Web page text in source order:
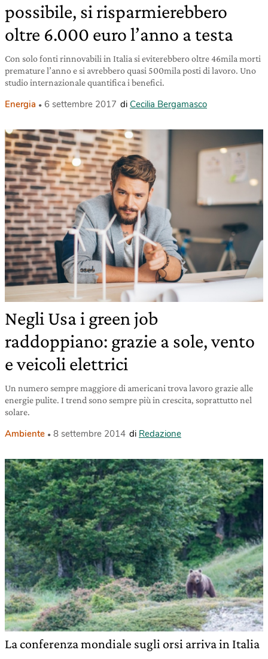
possibile, si risparmierebbero
oltre 6.000 euro l’anno a testa
Con solo fonti rinnovabili in Italia si eviterebbero oltre 46mila morti
premature l’anno e si avrebbero quasi 500mila posti di lavoro. Uno
studio internazionale quantifica i benefici.
Energia 6 settembre 2017 di Cecilia Bergamasco
Negli Usa i green job
raddoppiano: grazie a sole, vento
e veicoli elettrici
Un numero sempre maggiore di americani trova lavoro grazie alle
energie pulite. I trend sono sempre più in crescita, soprattutto nel
solare.
Ambiente 8 settembre 2014 di Redazione
La conferenza mondiale sugli orsi arriva in Italia